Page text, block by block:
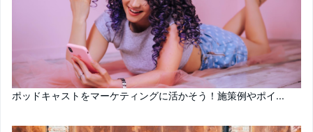
ポッドキャストをマーケティングに活かそう！施策例やポイ...